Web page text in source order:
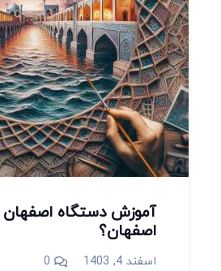
آموزش دستگاه اصفهان
اصفهان؟
اسفند 4, 1403 0